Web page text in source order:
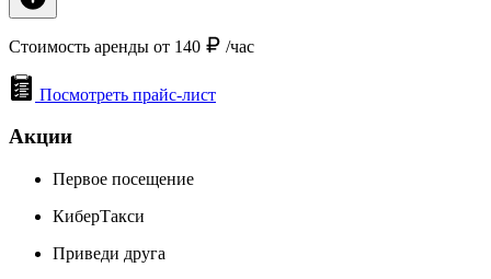
Стоимость аренды от 140 /час
Посмотреть прайс-лист
Акции
Первое посещение
КиберТакси
Приведи друга